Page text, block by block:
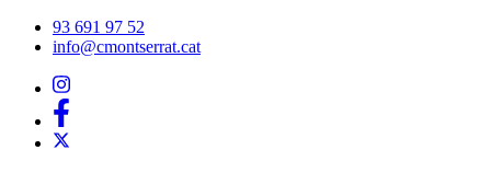
Vés
93 691 97 52
info@cmontserrat.cat